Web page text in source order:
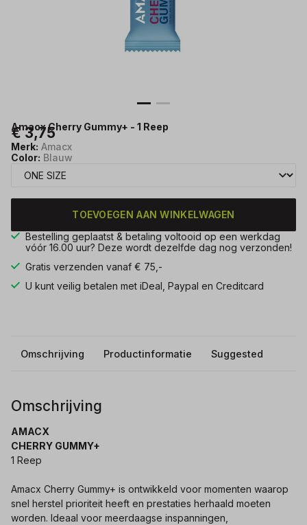
Amacx Cherry Gummy+ - 1 Reep
€ 3,75
Merk: Amacx
Color: Blauw
TOEVOEGEN AAN WINKELWAGEN
Bestelling geplaatst & betaling voltooid op een werkdag
vóór 16.00 uur? Deze wordt dezelfde dag nog verzonden!
Gratis verzenden vanaf € 75,-
U kunt veilig betalen met iDeal, Paypal en Creditcard
Omschrijving Productinformatie Suggested
Omschrijving
AMACX
CHERRY GUMMY+
1 Reep
Amacx Cherry Gummy+ is ontwikkeld voor momenten waarop
snel herstel prioriteit heeft en prestaties herhaald moeten
worden. Ideaal voor meerdaagse inspanningen,